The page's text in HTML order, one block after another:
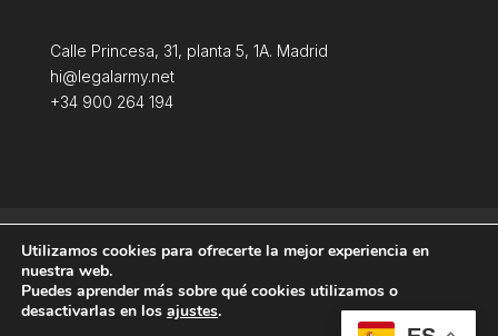
Calle Princesa, 31, planta 5, 1A. Madrid
hi@legalarmy.net
+34 900 264 194
Terminos y condiciones
Política de Cookies
Utilizamos cookies para ofrecerte la mejor experiencia en
nuestra web.
Puedes aprender más sobre qué cookies utilizamos o
desactivarlas en los ajustes.